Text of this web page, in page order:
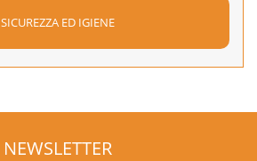
SICUREZZA ED IGIENE
NEWSLETTER